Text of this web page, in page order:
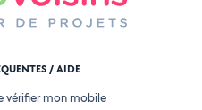
/ AIDE
vérifier mon mobile